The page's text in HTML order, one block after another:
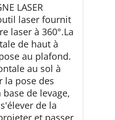
LASER
laser fournit
laser à 360°.La
de haut à
au plafond.
au sol à
la pose des
base de levage,
de la
et passer